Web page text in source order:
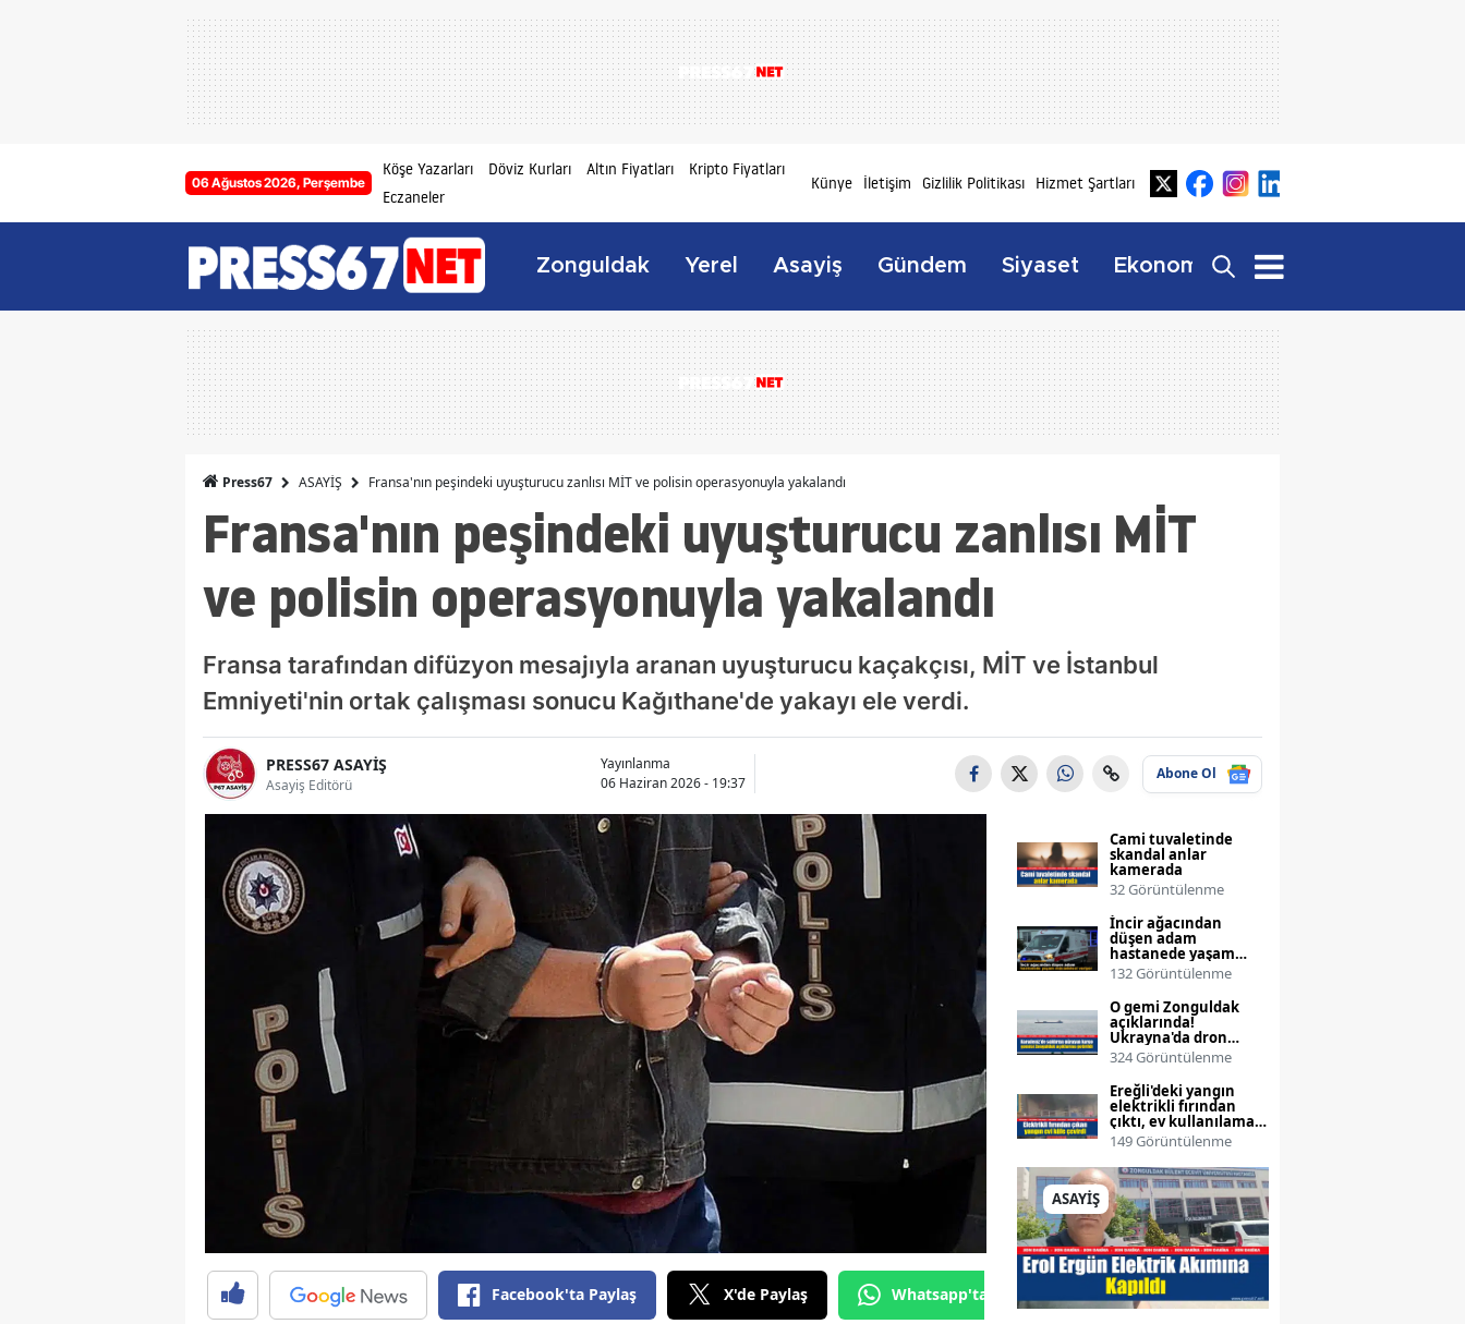
06 Ağustos 2026, Perşembe
Köşe Yazarları Döviz Kurları Altın Fiyatları
Kripto Fiyatları
Eczaneler
Künye İletişim Gizlilik Politikası Hizmet Şartları
Zonguldak Yerel Asayiş Gündem Siyaset Ekonomi Yaşam
Press67 ASAYİŞ Fransa'nın peşindeki uyuşturucu zanlısı MİT ve polisin operasyonuyla yakalandı
Fransa'nın peşindeki uyuşturucu zanlısı MİT
ve polisin operasyonuyla yakalandı
Fransa tarafından difüzyon mesajıyla aranan uyuşturucu kaçakçısı, MİT ve İstanbul
Emniyeti'nin ortak çalışması sonucu Kağıthane'de yakayı ele verdi.
PRESS67 ASAYİŞ
Asayiş Editörü
Yayınlanma
06 Haziran 2026 - 19:37
Abone Ol
Facebook'ta Paylaş X'de Paylaş Whatsapp'tan Gönder
Cami tuvaletinde
skandal anlar
kamerada
32 Görüntülenme
İncir ağacından
düşen adam
hastanede yaşam
mücadelesi veriyor
132 Görüntülenme
O gemi Zonguldak
açıklarında!
Ukrayna'da dron
saldırısına uğramıştı
324 Görüntülenme
Ereğli'deki yangın
elektrikli fırından
çıktı, ev kullanılamaz
hale geldi!
149 Görüntülenme
ASAYİŞ